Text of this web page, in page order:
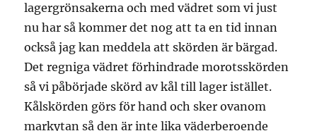
lagergrönsakerna och med vädret som vi just
nu har så kommer det nog att ta en tid innan
också jag kan meddela att skörden är bärgad.
Det regniga vädret förhindrade morotsskörden
så vi påbörjade skörd av kål till lager istället.
Kålskörden görs för hand och sker ovanom
markytan så den är inte lika väderberoende